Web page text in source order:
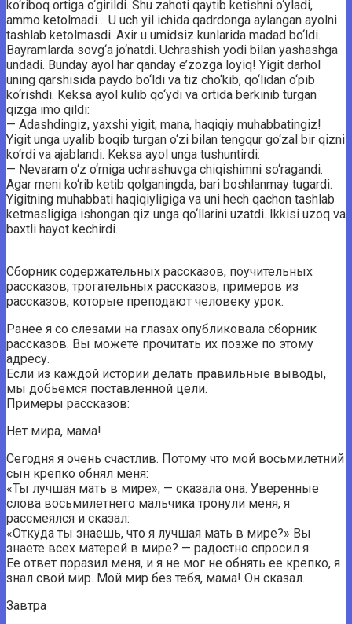
ko‘riboq ortiga o‘girildi. Shu zahoti qaytib ketishni o‘yladi,
ammo ketolmadi… U uch yil ichida qadrdonga aylangan ayolni
tashlab ketolmasdi. Axir u umidsiz kunlarida madad bo‘ldi.
Bayramlarda sovg‘a jo‘natdi. Uchrashish yodi bilan yashashga
undadi. Bunday ayol har qanday e’zozga loyiq! Yigit darhol
uning qarshisida paydo bo‘ldi va tiz cho‘kib, qo‘lidan o‘pib
ko‘rishdi. Keksa ayol kulib qo‘ydi va ortida berkinib turgan
qizga imo qildi:
— Adashdingiz, yaxshi yigit, mana, haqiqiy muhabbatingiz!
Yigit unga uyalib boqib turgan o‘zi bilan tengqur go‘zal bir qizni
ko‘rdi va ajablandi. Keksa ayol unga tushuntirdi:
— Nevaram o‘z o‘rniga uchrashuvga chiqishimni so‘ragandi.
Agar meni ko‘rib ketib qolganingda, bari boshlanmay tugardi.
Yigitning muhabbati haqiqiyligiga va uni hech qachon tashlab
ketmasligiga ishongan qiz unga qo‘llarini uzatdi. Ikkisi uzoq va
baxtli hayot kechirdi.
Сборник содержательных рассказов, поучительных
рассказов, трогательных рассказов, примеров из
рассказов, которые преподают человеку урок.
Ранее я со слезами на глазах опубликовала сборник
рассказов. Вы можете прочитать их позже по этому
адресу.
Если из каждой истории делать правильные выводы,
мы добьемся поставленной цели.
Примеры рассказов:
Нет мира, мама!
Сегодня я очень счастлив. Потому что мой восьмилетний
сын крепко обнял меня:
«Ты лучшая мать в мире», — сказала она. Уверенные
слова восьмилетнего мальчика тронули меня, я
рассмеялся и сказал:
«Откуда ты знаешь, что я лучшая мать в мире?» Вы
знаете всех матерей в мире? — радостно спросил я.
Ее ответ поразил меня, и я не мог не обнять ее крепко, я
знал свой мир. Мой мир без тебя, мама! Он сказал.
Завтра